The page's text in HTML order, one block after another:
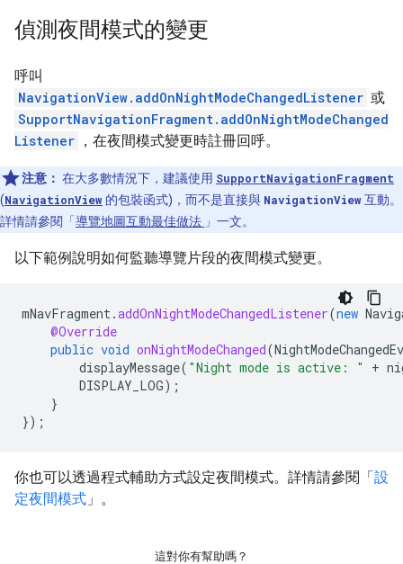
偵測夜間模式的變更
呼叫
NavigationView.addOnNightModeChangedListener 或
SupportNavigationFragment.addOnNightModeChanged
Listener ，在夜間模式變更時註冊回呼。
注意： 在大多數情況下，建議使用 SupportNavigationFragment
(NavigationView 的包裝函式)，而不是直接與 NavigationView互動。
詳情請參閱「 導覽地圖互動最佳做法 」一文。
以下範例說明如何監聽導覽片段的夜間模式變更。
mNavFragment.addOnNightModeChangedListener(new
@Override
public void onNightModeChanged(
displayMessage( "Night mode is active: " +
DISPLAY_LOG);
}
});
你也可以透過程式輔助方式設定夜間模式。詳情請參閱「設
定夜間模式 」。
這對你有幫助嗎？